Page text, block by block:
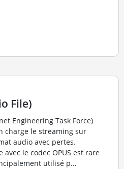
File)
Engineering Task Force)
charge le streaming sur
audio avec pertes.
avec le codec OPUS est rare
utilisé p...